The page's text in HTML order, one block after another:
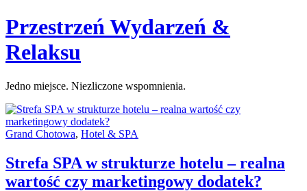
Skip
to
content
Przestrzeń Wydarzeń &
Relaksu
Jedno miejsce. Niezliczone wspomnienia.
Categories:
Grand Chotowa, Hotel & SPA
Strefa SPA w strukturze hotelu – realna
wartość czy marketingowy dodatek?